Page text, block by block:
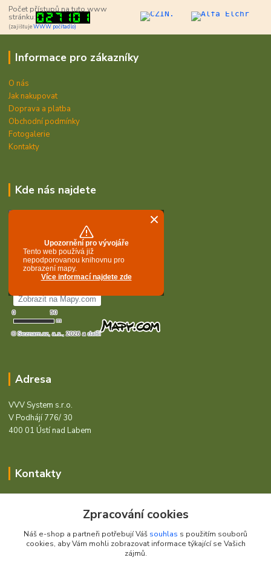
Počet přístupů na tuto www
stránku:
(zajišťujeWWW počítadlo)
Informace pro zákazníky
O nás
Jak nakupovat
Doprava a platba
Obchodní podmínky
Fotogalerie
Kontakty
Kde nás najdete
Adresa
VVV System s.r.o.
V Podhájí 776/ 30
400 01 Ústí nad Labem
Kontakty
+420 472744350
Po - Pá 8:00 - 15:00
Zpracování cookies
Náš e-shop a partneři potřebují Váš souhlas s použitím souborů
cookies, aby Vám mohli zobrazovat informace týkající se Vašich
zájmů.